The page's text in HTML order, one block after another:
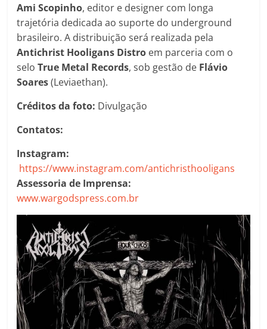
Ami Scopinho, editor e designer com longa
trajetória dedicada ao suporte do underground
brasileiro. A distribuição será realizada pela
Antichrist Hooligans Distro em parceria com o
seloTrue Metal Records, sob gestão de Flávio
Soares(Leviaethan).
Créditos da foto: Divulgação
Contatos:
Instagram:
https://www.instagram.com/antichristhooligans
Assessoria de Imprensa:
www.wargodspress.com.br